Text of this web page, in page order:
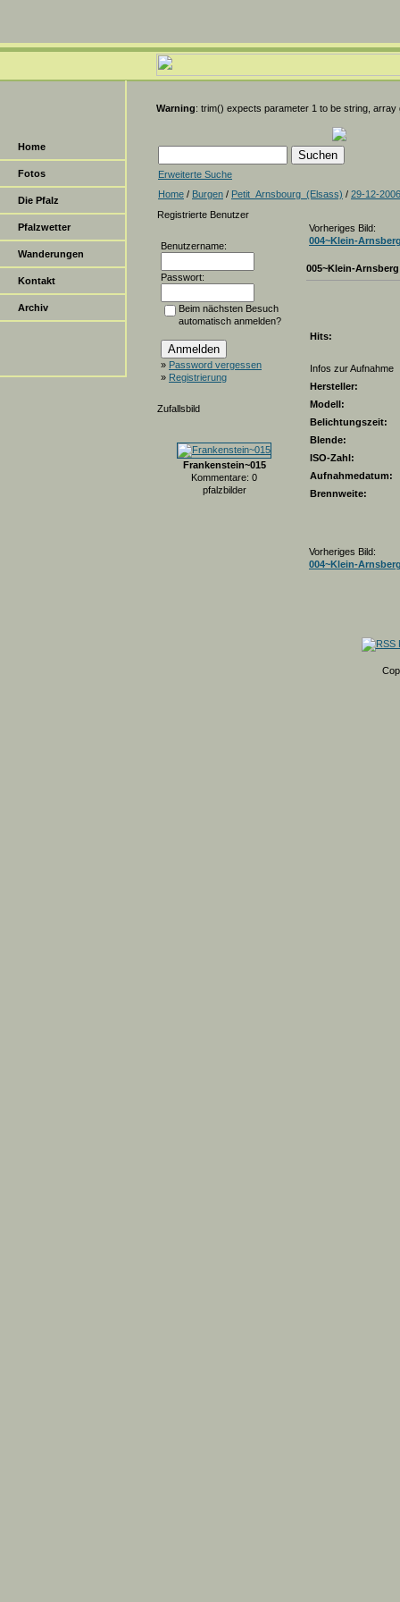
Home
Fotos
Die Pfalz
Pfalzwetter
Wanderungen
Kontakt
Archiv
Warning: trim() expects parameter 1 to be string,
Erweiterte Suche
Home / Burgen / Petit_Arnsbourg_(Elsass) / 29-12-2006
Registrierte Benutzer
Benutzername:
Passwort:
Beim nächsten Besuch
automatisch anmelden?
» Password vergessen
» Registrierung
Zufallsbild
Frankenstein~015
Kommentare: 0
pfalzbilder
Vorheriges Bild:
004~Klein-
005~Klein-Arnsberg
Hits:
Infos zur Aufnahme
Hersteller:
Modell:
Belichtungszeit:
Blende:
ISO-Zahl:
Aufnahmedatum:
Brennweite:
Vorheriges Bild:
004~Klein-